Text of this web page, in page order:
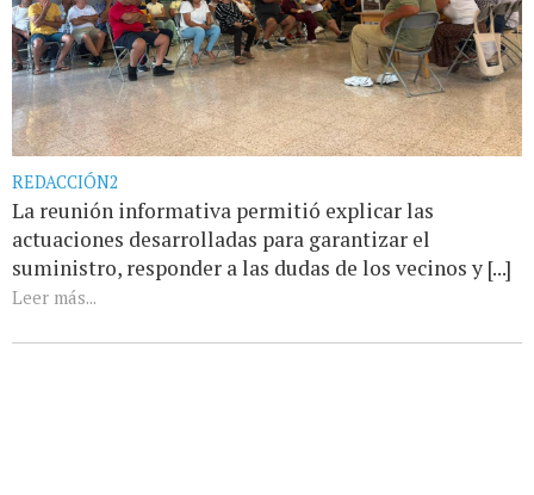
REDACCIÓN2
La reunión informativa permitió explicar las
actuaciones desarrolladas para garantizar el
suministro, responder a las dudas de los vecinos y [...]
Leer más...